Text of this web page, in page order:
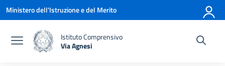
Vai ai contenuti
Vai al menu di navigazione
Vai al footer
Ministero dell'Istruzione e del Merito
Istituto Comprensivo
Via Agnesi
— Visita la pagina iniziale della scuola